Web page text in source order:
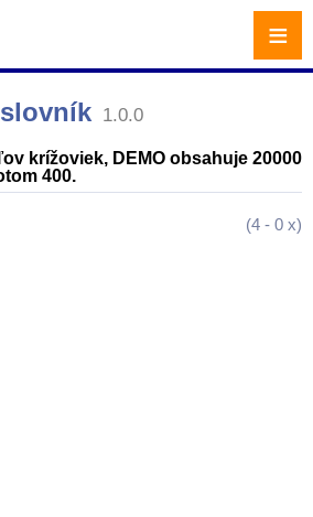
1.0.0
krížoviek, DEMO obsahuje 20000
400.
(4 - 0 x)
≡